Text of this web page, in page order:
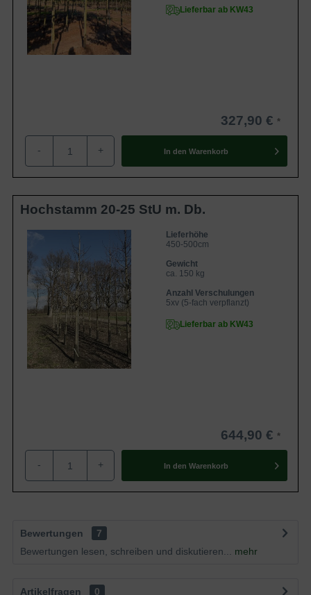
Lieferbar ab KW43
327,90 €
- + In den Warenkorb
Hochstamm 20-25 StU m. Db.
Lieferhöhe
450-500cm
Gewicht
ca. 150 kg
Anzahl Verschulungen
5xv (5-fach verpflanzt)
Lieferbar ab KW43
644,90 €
- + In den Warenkorb
Bewertungen
7
Bewertungen lesen, schreiben und diskutieren...
mehr
Artikelfragen
0